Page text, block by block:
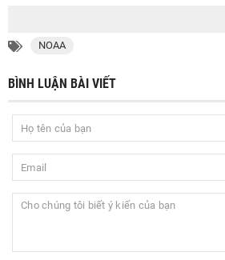
NOAA
BÌNH LUẬN BÀI VIẾT